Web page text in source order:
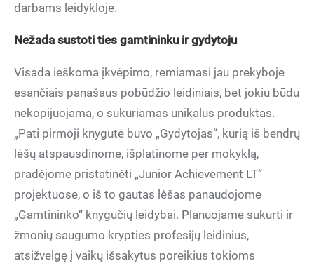
darbams leidykloje.
Nežada sustoti ties gamtininku ir gydytoju
Visada ieškoma įkvėpimo, remiamasi jau prekyboje
esančiais panašaus pobūdžio leidiniais, bet jokiu būdu
nekopijuojama, o sukuriamas unikalus produktas.
„Pati pirmoji knygutė buvo „Gydytojas“, kurią iš bendrų
lėšų atspausdinome, išplatinome per mokyklą,
pradėjome pristatinėti „Junior Achievement LT“
projektuose, o iš to gautas lėšas panaudojome
„Gamtininko“ knygučių leidybai. Planuojame sukurti ir
žmonių saugumo krypties profesijų leidinius,
atsižvelgę į vaikų išsakytus poreikius tokioms